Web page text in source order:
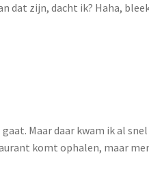
dat zijn, dacht ik? Haha,
Maar daar kwam ik al
komt ophalen, maar